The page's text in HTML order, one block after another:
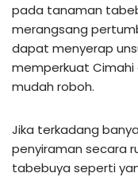
pada tanaman
merangsang
dapat menyerap
memperkuat
mudah roboh.
Jika terkadang
penyiraman secara
tabebuya seperti